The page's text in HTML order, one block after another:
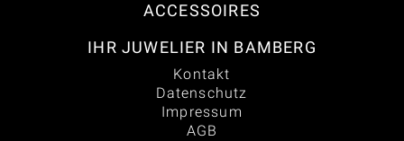
ACCESSOIRES
IHR JUWELIER IN BAMBERG
Kontakt
Datenschutz
Impressum
AGB